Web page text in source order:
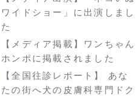
ワイドショー」に出演しまし
た
【メディア掲載】ワンちゃん
ホンポに掲載されました
【全国往診レポート】 あな
たの街へ犬の皮膚科専門ドク